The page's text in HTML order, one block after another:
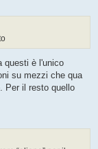
questi è l'unico
su mezzi che qua
Per il resto quello